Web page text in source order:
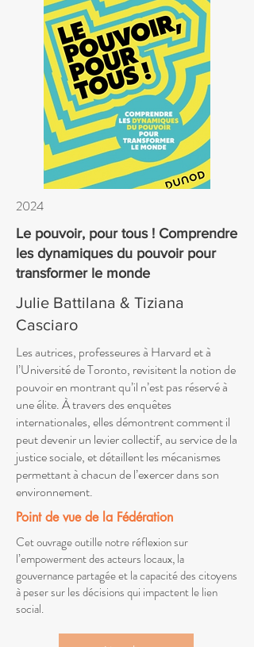
2024
Le pouvoir, pour tous ! Comprendre
les dynamiques du pouvoir pour
transformer le monde
Julie Battilana & Tiziana
Casciaro
Les autrices, professeures à Harvard et à
l’Université de Toronto, revisitent la notion de
pouvoir en montrant qu’il n’est pas réservé à
une élite. À travers des enquêtes
internationales, elles démontrent comment il
peut devenir un levier collectif, au service de la
justice sociale, et détaillent les mécanismes
permettant à chacun de l’exercer dans son
environnement.
Point de vue de la Fédération
Cet ouvrage outille notre réflexion sur
l’empowerment des acteurs locaux, la
gouvernance partagée et la capacité des citoyens
à peser sur les décisions qui impactent le lien
social.